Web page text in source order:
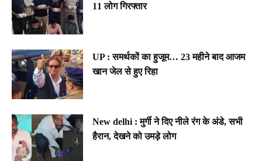
11 लोग गिरफ्तार
UP : समर्थकों का हुजूम… 23 महीने बाद आजम
खान जेल से हुए रिहा
New delhi : मुर्गी ने दिए नीले रंग के अंडे, सभी
हैरान, देखने को उमड़े लोग